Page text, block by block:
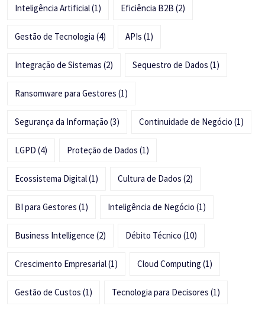
Inteligência Artificial(1) Eficiência B2B (2)
Gestão de Tecnologia (4) APIs (1)
Integração de Sistemas (2) Sequestro de Dados (1)
Ransomware para Gestores (1)
Segurança da Informação (3) Continuidade de Negócio (1)
LGPD (4) Proteção de Dados (1)
Ecossistema Digital(1) Cultura de Dados (2)
BI para Gestores (1) Inteligência de Negócio (1)
Business Intelligence (2) Débito Técnico (10)
Crescimento Empresarial(1) Cloud Computing (1)
Gestão de Custos (1) Tecnologia para Decisores (1)